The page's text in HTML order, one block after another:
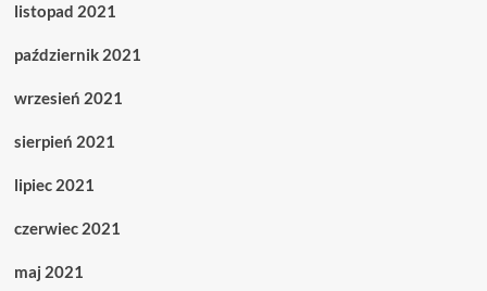
listopad 2021
październik 2021
wrzesień 2021
sierpień 2021
lipiec 2021
czerwiec 2021
maj 2021